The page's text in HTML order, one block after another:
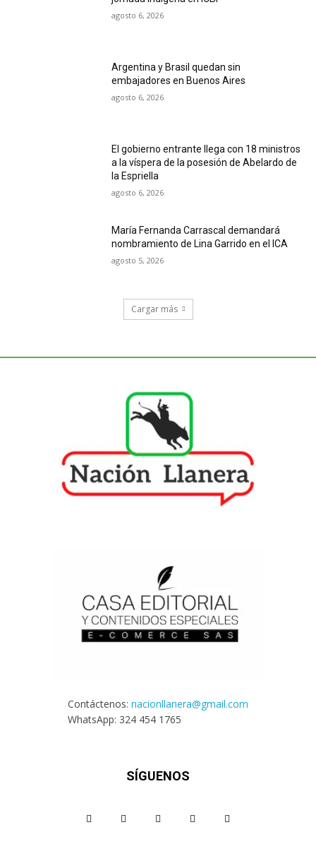
agosto 6, 2026
Argentina y Brasil quedan sin
embajadores en Buenos Aires
agosto 6, 2026
El gobierno entrante llega con 18 ministros
a la víspera de la posesión de Abelardo de
la Espriella
agosto 6, 2026
María Fernanda Carrascal demandará
nombramiento de Lina Garrido en el ICA
agosto 5, 2026
Cargar más
Contáctenos: nacionllanera@gmail.com
WhatsApp: 324 454 1765
SÍGUENOS